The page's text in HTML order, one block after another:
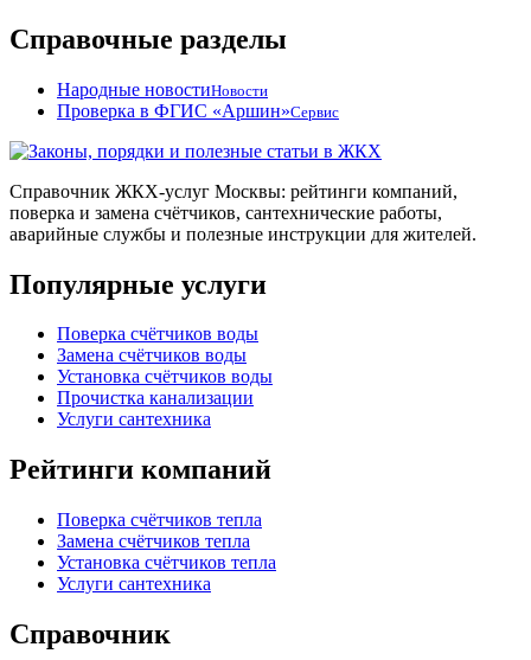
Справочные разделы
Народные новостиНовости
Проверка в ФГИС «Аршин»Сервис
Справочник ЖКХ-услуг Москвы: рейтинги компаний,
поверка и замена счётчиков, сантехнические работы,
аварийные службы и полезные инструкции для жителей.
Популярные услуги
Поверка счётчиков воды
Замена счётчиков воды
Установка счётчиков воды
Прочистка канализации
Услуги сантехника
Рейтинги компаний
Поверка счётчиков тепла
Замена счётчиков тепла
Установка счётчиков тепла
Услуги сантехника
Справочник